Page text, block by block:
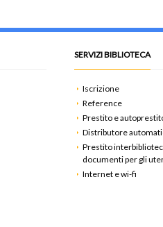
SERVIZI BIBLIOTECA
Iscrizione
Reference
Prestito e
Distributore
Prestito
documenti per gli
Internet e wi-fi